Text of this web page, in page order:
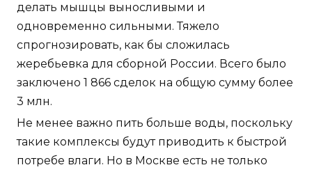
делать мышцы выносливыми и
одновременно сильными. Тяжело
спрогнозировать, как бы сложилась
жеребьевка для сборной России. Всего было
заключено 1 866 сделок на общую сумму более
3 млн.
Не менее важно пить больше воды, поскольку
такие комплексы будут приводить к быстрой
потребе влаги. Но в Москве есть не только